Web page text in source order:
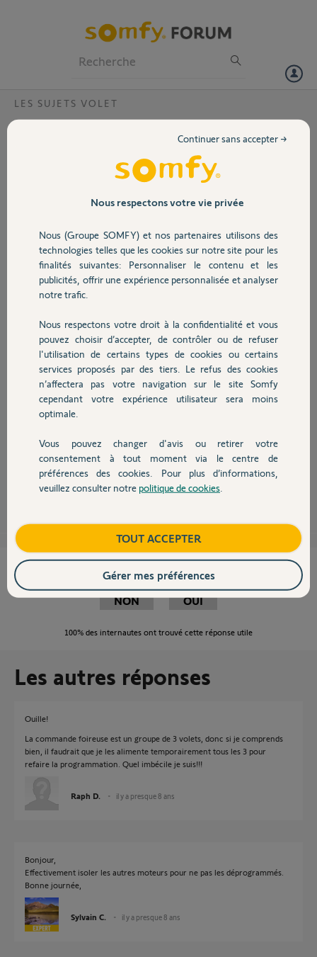
Volet
Sécurité
Domotique
Chauffage
Autres produits
Devis avec un pro
Contact
LES SUJETS VOLET
En programmant je me suis planté, j'ai configuré un bouton pour un
J'ai recommencé la procédure et maintenant ce bouton actionne les
Comment réparer cette erreur?
Merci!
Raph D.
Participer au fil de discussion
Bonjour,
reprogrammation.
https://www.somfy.fr/support/videos/volet-roulant#video/E...
Sylvain C. il y a presque 8 ans
Cette réponse vous a-t-elle aidé ?
NON OUI
100% des internautes ont trouvé cette réponse utile
Les autres réponses
Ouille!
La commande foireuse est un groupe de 3 volets, donc si je comprends
bien, il faudrait que je les alimente temporairement tous les 3 pour
refaire la programmation. Quel imbécile je suis!!!
Raph D. il y a presque 8 ans
Bonjour,
Effectivement isoler les autres moteurs pour ne pas les déprogrammés.
Bonne journée,
Sylvain C. il y a presque 8 ans
Nous respectons votre vie privée
Nous (Groupe SOMFY) et nos partenaires utilisons des
technologies telles que les cookies sur notre site pour les
finalités suivantes: Personnaliser le contenu et les
publicités, offrir une expérience personnalisée et analyser
notre trafic.
Nous respectons votre droit à la confidentialité et vous
pouvez choisir d’accepter, de contrôler ou de refuser
l'utilisation de certains types de cookies ou certains
services proposés par des tiers. Le refus des cookies
n’affectera pas votre navigation sur le site Somfy
cependant votre expérience utilisateur sera moins
optimale.
Vous pouvez changer d'avis ou retirer votre
consentement à tout moment via le centre de
préférences des cookies. Pour plus d’informations,
veuillez consulter notre politique de cookies
Continuer sans accepter →
TOUT ACCEPTER
Gérer mes préférences